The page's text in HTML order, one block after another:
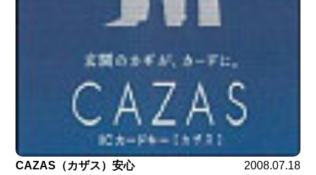
CAZAS（カザス）安心
2008.07.18